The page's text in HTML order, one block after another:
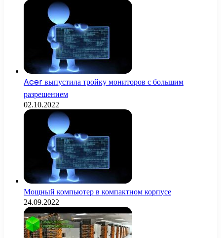
Acer выпустила тройку мониторов с большим
разрешением
02.10.2022
Мощный компьютер в компактном корпусе
24.09.2022